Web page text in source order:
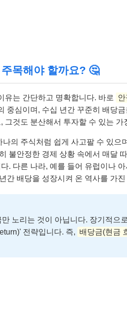
목해야 할까요? 🤔
유는 간단하고 명확합니다. 바로
중심이며, 수십 년간 꾸준히 배당
그것도 분산해서 투자할 수 있는
의 주식처럼 쉽게 사고팔 수 있으
불안정한 경제 상황 속에서 매달
. 다른 나라, 예를 들어 유럽이나
간 배당을 성장시켜 온 역사를 가
노리는 것이 아닙니다. 장기적으
전략입니다. 즉, 배당금(현금